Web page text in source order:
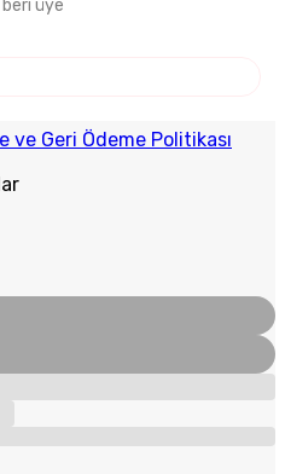
üye
ve Geri Ödeme Politikası